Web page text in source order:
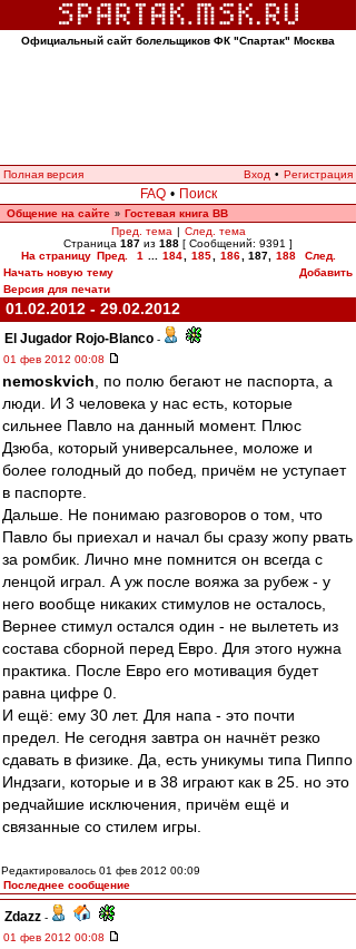
Официальный сайт болельщиков ФК "Спартак" Москва
Полная версия Вход • Регистрация
FAQ • Поиск
Общение на сайте » Гостевая книга ВВ
Пред. тема | След. тема
Страница 187 из 188 [ Сообщений: 9391 ]
На страницу Пред. 1 184 185 186 187, 188
След.
Начать новую тему
Добавить
Версия для печати
01.02.2012 - 29.02.2012
El Jugador Rojo-Blanco -
01 фев 2012 00:08
nemoskvich , по полю бегают не паспорта, а
люди. И 3 человека у нас есть, которые
сильнее Павло на данный момент. Плюс
Дзюба, который универсальнее, моложе и
более голодный до побед, причём не уступает
в паспорте.
Дальше. Не понимаю разговоров о том, что
Павло бы приехал и начал бы сразу жопу рвать
за ромбик. Лично мне помнится он всегда с
ленцой играл. А уж после вояжа за рубеж - у
него вообще никаких стимулов не осталось,
Вернее стимул остался один - не вылететь из
состава сборной перед Евро. Для этого нужна
практика. После Евро его мотивация будет
равна цифре 0.
И ещё: ему 30 лет. Для напа - это почти
предел. Не сегодня завтра он начнёт резко
сдавать в физике. Да, есть уникумы типа Пиппо
Индзаги, которые и в 38 играют как в 25. но это
редчайшие исключения, причём ещё и
связанные со стилем игры.
Редактировалось 01 фев 2012 00:09
Последнее сообщение
Zdazz -
01 фев 2012 00:08